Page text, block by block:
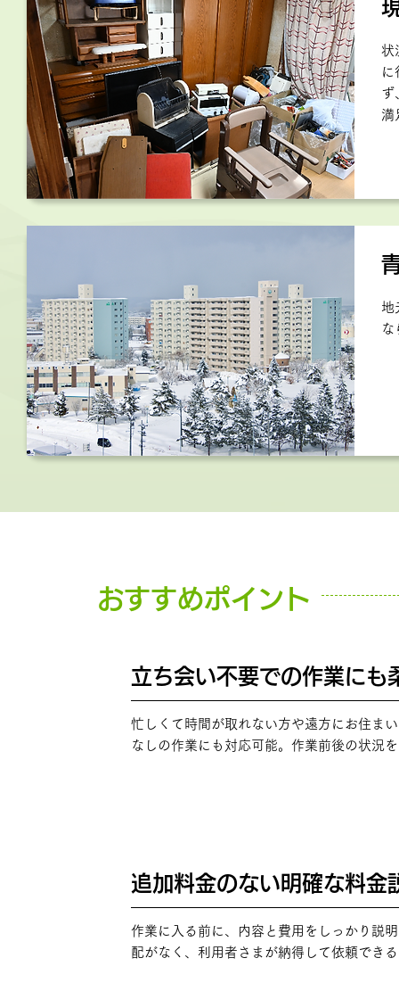
状
に
ず
満
地
な
おすすめポイント
立ち会い不要での作業にも
忙しくて時間が取れない方や遠方にお住ま
なしの作業にも対応可能。作業前後の状況
追加料金のない明確な料金
作業に入る前に、内容と費用をしっかり説
配がなく、利用者さまが納得して依頼でき